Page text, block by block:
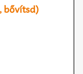
bővítsd)